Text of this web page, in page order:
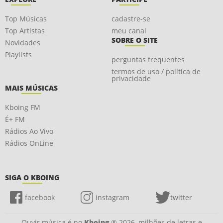
Top Músicas
Top Artistas
Novidades
Playlists
cadastre-se
meu canal
SOBRE O SITE
perguntas frequentes
termos de uso / política de
privacidade
MAIS MÚSICAS
Kboing FM
É+ FM
Rádios Ao Vivo
Rádios OnLine
SIGA O KBOING
facebook instagram twitter